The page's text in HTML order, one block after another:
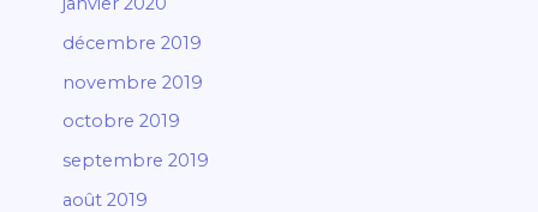
décembre 2019
novembre 2019
octobre 2019
septembre 2019
août 2019